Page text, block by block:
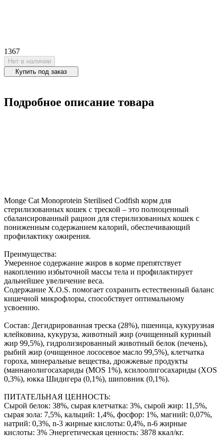
1367
Нет в наличии
Купить под заказ
Подробное описание товара
Monge Cat Monoprotein Sterilised Codfish корм для
стерилизованных кошек с треской – это полноценный
сбалансированный рацион для стерилизованных кошек с
пониженным содержанием калорий, обеспечивающий
профилактику ожирения.
Преимущества:
Умеренное содержание жиров в корме препятствует
накоплению избыточной массы тела и профилактирует
дальнейшее увеличение веса.
Содержание X.O.S. помогает сохранить естественный баланс
кишечной микрофлоры, способствует оптимальному
усвоению.
Состав: Дегидрированная треска (28%), пшеница, кукурузная
клейковина, кукуруза, животный жир (очищенный куриный
жир 99,5%), гидролизированный животный белок (печень),
рыбий жир (очищенное лососевое масло 99,5%), клетчатка
гороха, минеральные вещества, дрожжевые продукты
(маннанолигосахариды (МОS 1%), ксилоолигосахариды (XOS
0,3%), юкка Шидигера (0,1%), шиповник (0,1%).
ПИТАТЕЛЬНАЯ ЦЕННОСТЬ:
Сырой белок: 38%, сырая клетчатка: 3%, сырой жир: 11,5%,
сырая зола: 7,5%, кальций: 1,4%, фосфор: 1%, магний: 0,07%,
натрий: 0,3%, n-3 жирные кислоты: 0,4%, n-6 жирные
кислоты: 3% Энергетическая ценность: 3878 ккал/кг.